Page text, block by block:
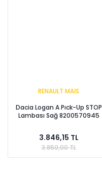
RENAULT MAİS
Dacia Logan A Pıck-Up STOP
Lambası Sağ 8200570945
3.846,15 TL
3.850,00 TL